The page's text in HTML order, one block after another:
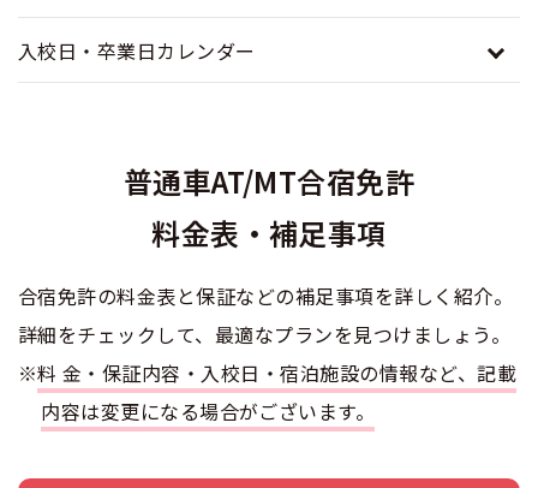
普通二種
大型二種
お気に入りの教習所
合宿に関わる料金について
合宿費用のお支払いについて
合宿免許 体験談・口コミ
合宿免許 よくある質問
まるわかり！合宿免許Q＆A
全国の運転免許試験場(免許センター)
本免学科試験問題に挑戦
特定商取引法に基づく表示
入校日・卒業日カレンダー
普通車AT/MT合宿免許
料金表・補足事項
合宿免許の料金表と保証などの補足事項を詳しく紹介。
詳細をチェックして、最適なプランを見つけましょう。
※料金・保証内容・入校日・宿泊施設の情報など、記載
内容は変更になる場合がございます。